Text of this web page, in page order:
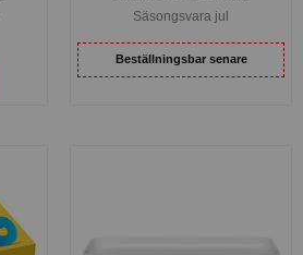
Säsongsvara jul
Beställningsbar senare